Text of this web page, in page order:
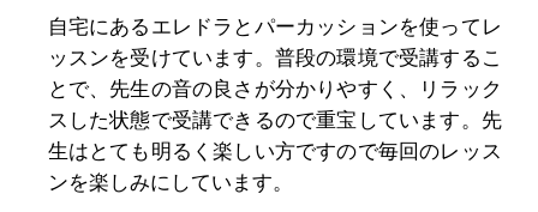
自宅にあるエレドラとパーカッションを使ってレ
ッスンを受けています。普段の環境で受講するこ
とで、先生の音の良さが分かりやすく、リラック
スした状態で受講できるので重宝しています。先
生はとても明るく楽しい方ですので毎回のレッス
ンを楽しみにしています。